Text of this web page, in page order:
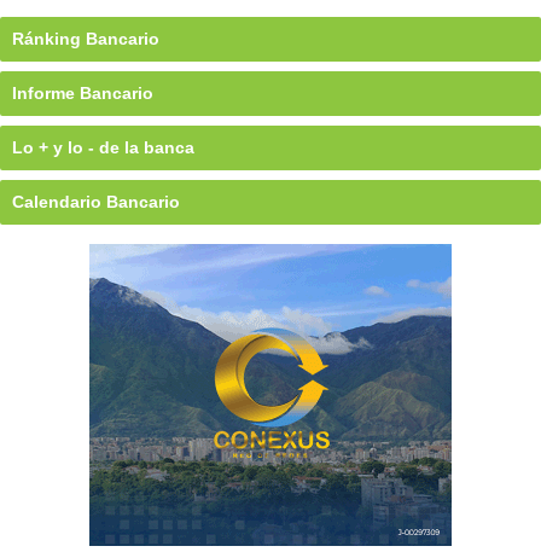
Ránking Bancario
Informe Bancario
Lo + y lo - de la banca
Calendario Bancario